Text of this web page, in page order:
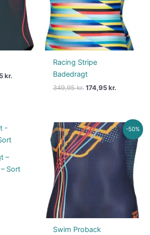
kr.
Racing Stripe
Badedragt
349,95kr. 174,95kr.
–
Sort
-50%
Swim Proback
Den
oprindelige
pris
var:
Den
aktuelle
pris
149,95 kr..